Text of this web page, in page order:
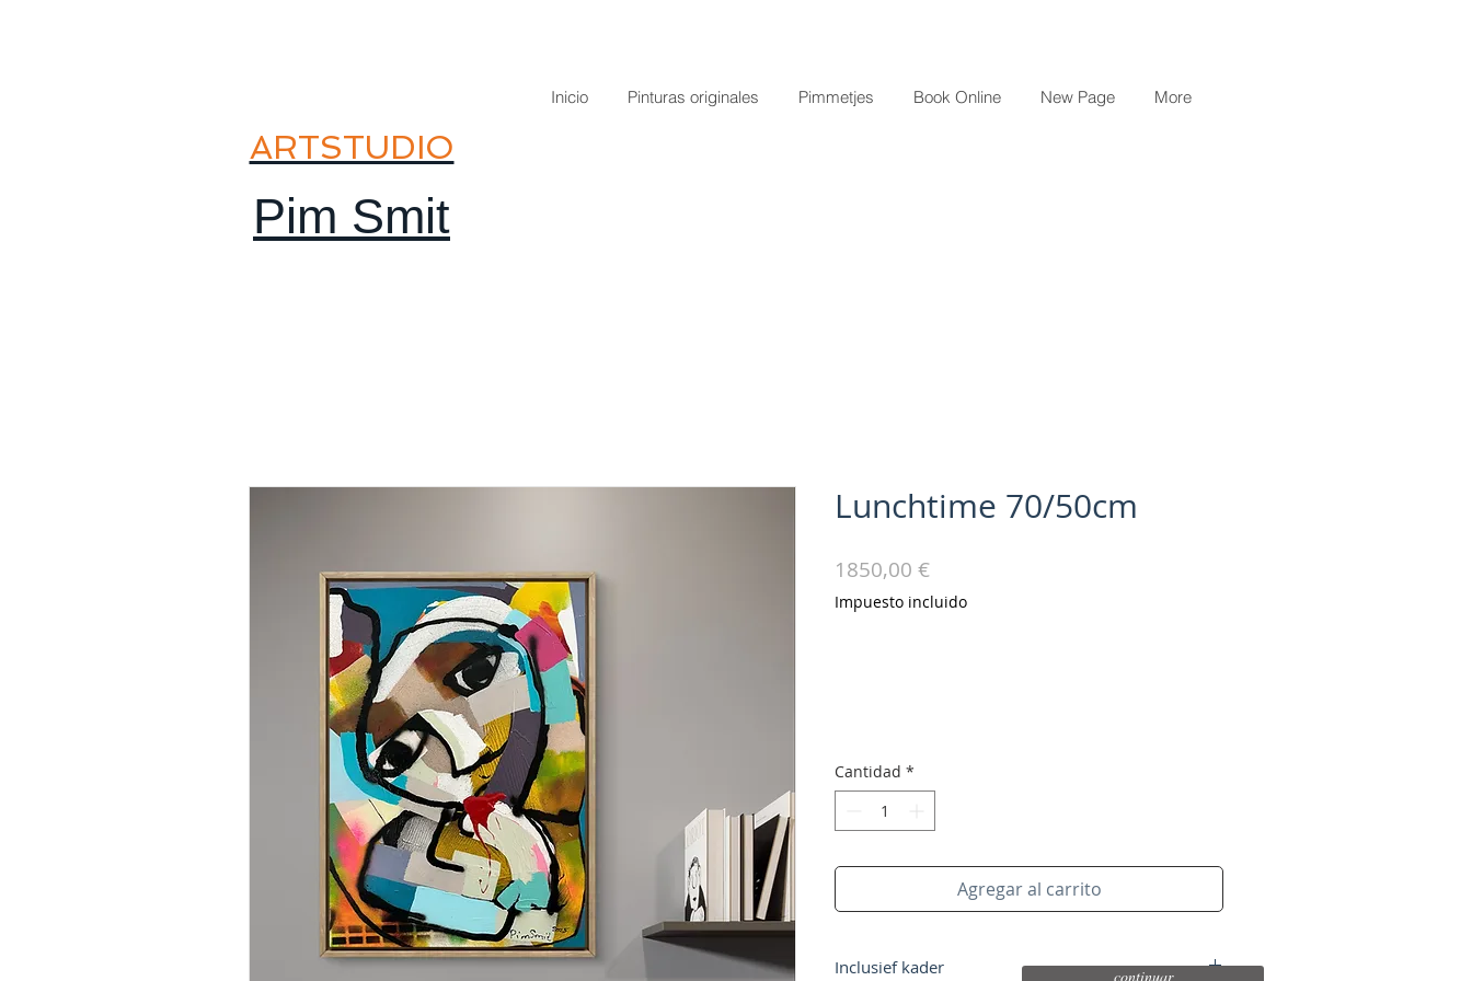
ARTSTUDIO
Pim Smit
Inicio Pinturas originales Pimmetjes Book Online New Page More
Lunchtime 70/50cm
1850,00 €Precio
Impuesto incluido
Cantidad *
Agregar al carrito
Inclusief kader
continuar